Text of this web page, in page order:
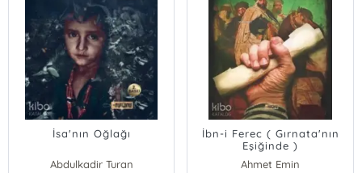
İsa'nın Oğlağı
Abdulkadir Turan
İbn-i Ferec ( Gırnata'nın
Eşiğinde )
Ahmet Emin